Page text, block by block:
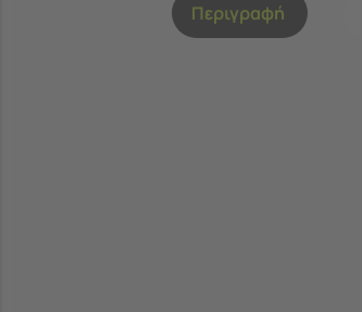
Περιγραφή